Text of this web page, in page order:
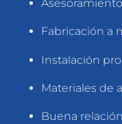
Fabricación a
Instalación
Materiales de
Buena